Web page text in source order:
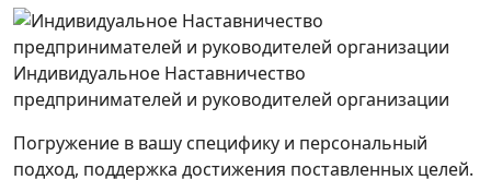
Индивидуальное Наставничество
предпринимателей и руководителей организации
Погружение в вашу специфику и персональный
подход, поддержка достижения поставленных целей.